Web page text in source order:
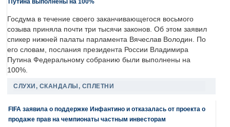
Путина выполнены на 100%
Госдума в течение своего заканчивающегося восьмого
созыва приняла почти три тысячи законов. Об этом заявил
спикер нижней палаты парламента Вячеслав Володин. По
его словам, послания президента России Владимира
Путина Федеральному собранию были выполнены на
100%.
СЛУХИ, СКАНДАЛЫ, СПЛЕТНИ
FIFA заявила о поддержке Инфантино и отказалась от проекта о
продаже прав на чемпионаты частным инвесторам